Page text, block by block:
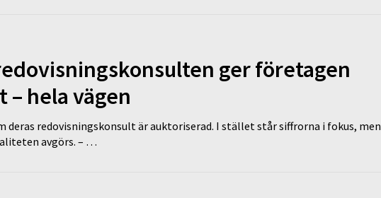
ger företagen
hela vägen
deras redovisningskonsult är auktoriserad. I stället står siffrorna i fokus, men
avgörs. – …